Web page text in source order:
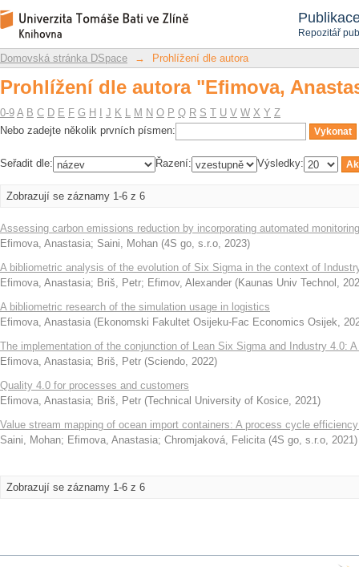
Repozitář
Prohlížení dle autora "Efimova,
Repozitář DSpace/Manakin
Domovská stránka DSpace → Prohlížení dle autora
Prohlížení dle autora "Efimova,
0-9 A B C D E F G H J K L M N O P Q R S T U V W X Y Z
Nebo zadejte několik prvních písmen:
Seřadit dle: Řazení: Výsledky:
Zobrazují se záznamy 1-6 z 6
Assessing carbon emissions reduction by incorporating automated
Efimova, Anastasia; Saini, Mohan (4S go, s.r.o, 2023)
A bibliometric analysis of the evolution of Six Sigma in the context of
Efimova, Anastasia; Briš, Petr; Efimov, Alexander (Kaunas Univ Technol ,
A bibliometric research of the simulation usage in logistics
Efimova, Anastasia (Ekonomski Fakultet Osijeku-Fac Economics Osijek,
The implementation of the conjunction of Lean Six Sigma and Industry 4.0:
Efimova, Anastasia; Briš, Petr (Sciendo, 2022)
Quality 4.0 for processes and customers
Efimova, Anastasia; Briš, Petr (Technical University of Kosice, 2021)
Value stream mapping of ocean import containers: A process cycle
Saini, Mohan; Efimova, Anastasia; Chromjaková, Felicita (4S go, s.r.o, 2021)
Zobrazují se záznamy 1-6 z 6